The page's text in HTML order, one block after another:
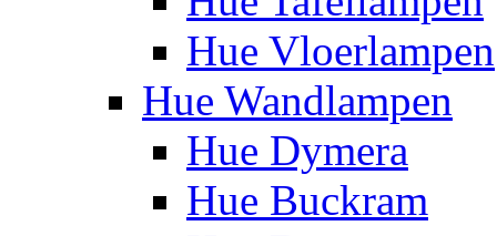
Hue Vloerlampen
Hue Wandlampen
Hue Dymera
Hue Buckram